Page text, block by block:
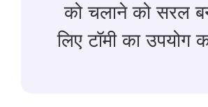
को चलाने को सरल
लिए टॉमी का उपयोग